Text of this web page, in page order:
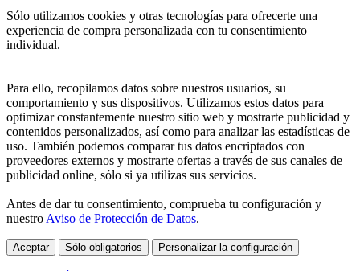
Sólo utilizamos cookies y otras tecnologías para ofrecerte una
experiencia de compra personalizada con tu consentimiento
individual.
Para ello, recopilamos datos sobre nuestros usuarios, su
comportamiento y sus dispositivos. Utilizamos estos datos para
optimizar constantemente nuestro sitio web y mostrarte publicidad y
contenidos personalizados, así como para analizar las estadísticas de
uso. También podemos comparar tus datos encriptados con
proveedores externos y mostrarte ofertas a través de sus canales de
publicidad online, sólo si ya utilizas sus servicios.
Antes de dar tu consentimiento, comprueba tu configuración y
nuestro Aviso de Protección de Datos.
Aceptar Sólo obligatorios Personalizar la configuración